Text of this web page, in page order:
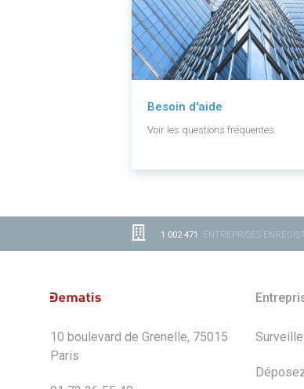
Besoin d'aide
Voir les questions fréquentes.
1 002 471 ENTREPRISES
10 boulevard de Grenelle, 75015
Paris